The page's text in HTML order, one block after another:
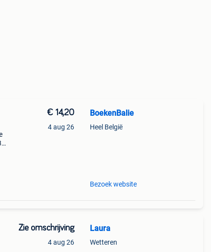
€ 14,20
4 aug 26
BoekenBalie
Heel België
Bezoek website
Zie omschrijving
4 aug 26
Laura
Wetteren